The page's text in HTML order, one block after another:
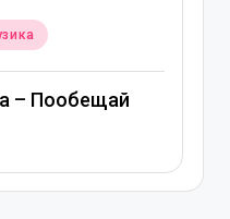
Джанабаева –